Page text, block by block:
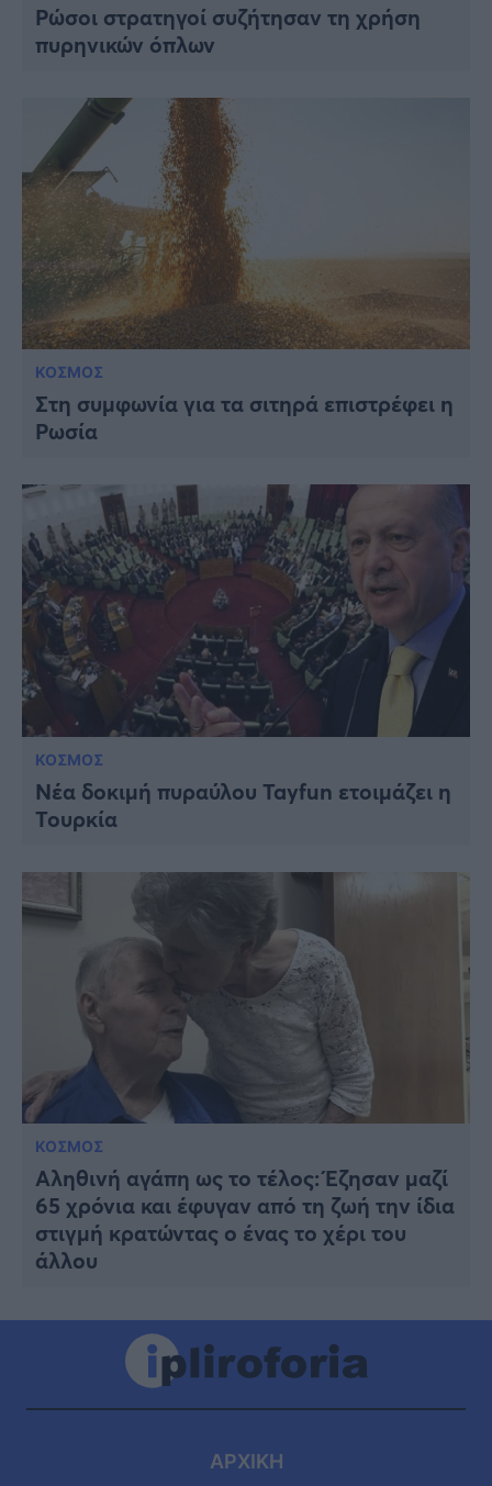
Ρώσοι στρατηγοί συζήτησαν τη χρήση
πυρηνικών όπλων
ΚΟΣΜΟΣ
Στη συμφωνία για τα σιτηρά επιστρέφει η
Ρωσία
ΚΟΣΜΟΣ
Νέα δοκιμή πυραύλου Tayfun ετοιμάζει η
Τουρκία
ΚΟΣΜΟΣ
Αληθινή αγάπη ως το τέλος: Έζησαν μαζί
65 χρόνια και έφυγαν από τη ζωή την ίδια
στιγμή κρατώντας ο ένας το χέρι του
άλλου
ΑΡΧΙΚΗ